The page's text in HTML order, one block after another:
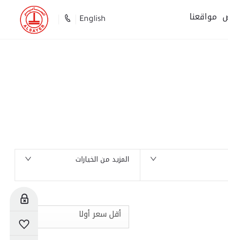
السيارات المحفوظة
مواقعنا English
المزيد من الخيارات
أقل سعر أولا